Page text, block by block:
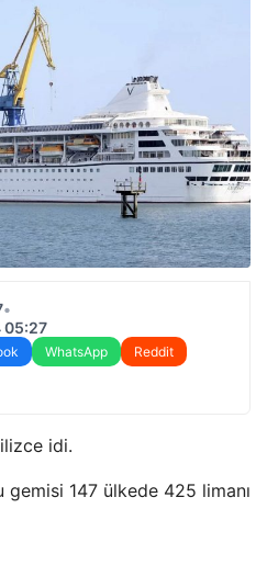
•
05:27
WhatsApp
Reddit
idi.
gemisi 147 ülkede 425 limanı